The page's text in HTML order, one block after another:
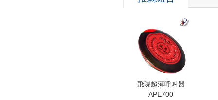
飛碟超薄呼叫器
APE700